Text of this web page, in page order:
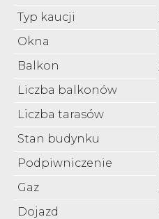
Typ kaucji
Okna
Balkon
Liczba balkonów
Liczba tarasów
Stan budynku
Podpiwniczenie
Gaz
Dojazd